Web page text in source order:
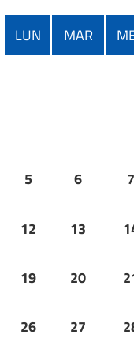
LUN MAR
5 6 7
12 13
19 20
26 27